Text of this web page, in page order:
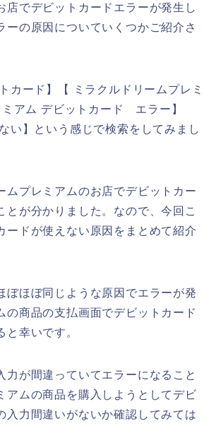
でデビットカードエラーが発生し
の原因についていくつかご紹介さ
カード】【 ミラクルドリームプレミ
アム デビットカード エラー】
い】という感じで検索をしてみまし
ムプレミアムのお店でデビットカー
とが分かりました。なので、今回こ
ードが使えない原因をまとめて紹介
ほぼ同じような原因でエラーが発
商品の支払画面でデビットカード
幸いです。
が間違っていてエラーになること
アムの商品を購入しようとしてデビ
入力間違いがないか確認してみては